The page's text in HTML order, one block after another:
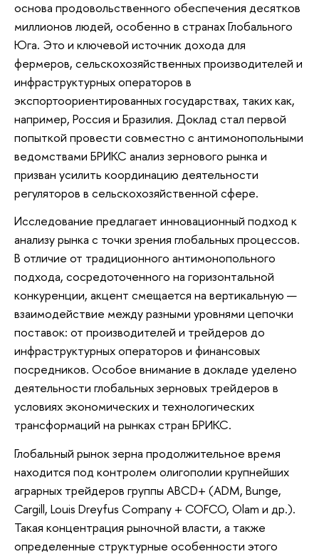
основа продовольственного обеспечения десятков
миллионов людей, особенно в странах Глобального
Юга. Это и ключевой источник дохода для
фермеров, сельскохозяйственных производителей и
инфраструктурных операторов в
экспортоориентированных государствах, таких как,
например, Россия и Бразилия. Доклад стал первой
попыткой провести совместно с антимонопольными
ведомствами БРИКС анализ зернового рынка и
призван усилить координацию деятельности
регуляторов в сельскохозяйственной сфере.
Исследование предлагает инновационный подход к
анализу рынка с точки зрения глобальных процессов.
В отличие от традиционного антимонопольного
подхода, сосредоточенного на горизонтальной
конкуренции, акцент смещается на вертикальную —
взаимодействие между разными уровнями цепочки
поставок: от производителей и трейдеров до
инфраструктурных операторов и финансовых
посредников. Особое внимание в докладе уделено
деятельности глобальных зерновых трейдеров в
условиях экономических и технологических
трансформаций на рынках стран БРИКС.
Глобальный рынок зерна продолжительное время
находится под контролем олигополии крупнейших
аграрных трейдеров группы ABCD+ (ADM, Bunge,
Cargill, Louis Dreyfus Company + COFCO, Olam и др.).
Такая концентрация рыночной власти, а также
определенные структурные особенности этого